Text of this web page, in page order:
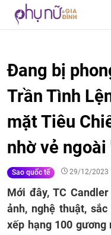
Đang bị
Trần Tình
mặt Tiêu
nhờ vẻ
Sao quốc tế 29/12/2023
Mới đây, TC
ảnh, nghệ thuật,
xếp hạng 100